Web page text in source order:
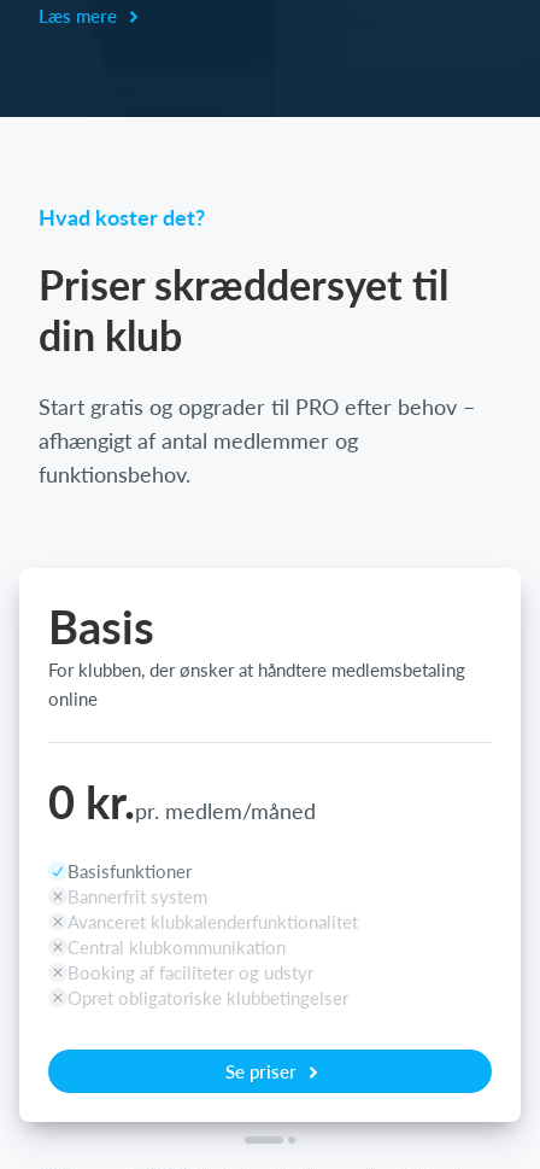
Læs mere
Hvad koster det?
Priser skræddersyet til
din klub
Start gratis og opgrader til PRO efter behov –
afhængigt af antal medlemmer og
funktionsbehov.
Basis
For klubben, der ønsker at håndtere medlemsbetaling
online
0 kr.pr. medlem/måned
Basisfunktioner
Bannerfrit system
Avanceret klubkalenderfunktionalitet
Central klubkommunikation
Booking af faciliteter og udstyr
Opret obligatoriske klubbetingelser
Se priser